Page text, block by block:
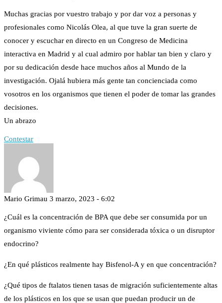
Muchas gracias por vuestro trabajo y por dar voz a personas y
profesionales como Nicolás Olea, al que tuve la gran suerte de
conocer y escuchar en directo en un Congreso de Medicina
interactiva en Madrid y al cual admiro por hablar tan bien y claro y
por su dedicación desde hace muchos años al Mundo de la
investigación. Ojalá hubiera más gente tan concienciada como
vosotros en los organismos que tienen el poder de tomar las grandes
decisiones.
Un abrazo
Contestar
Mario Grimau 3 marzo, 2023 - 6:02
¿Cuál es la concentración de BPA que debe ser consumida por un
organismo viviente cómo para ser considerada tóxica o un disruptor
endocrino?
¿En qué plásticos realmente hay Bisfenol-A y en que concentración?
¿Qué tipos de ftalatos tienen tasas de migración suficientemente altas
de los plásticos en los que se usan que puedan producir un de